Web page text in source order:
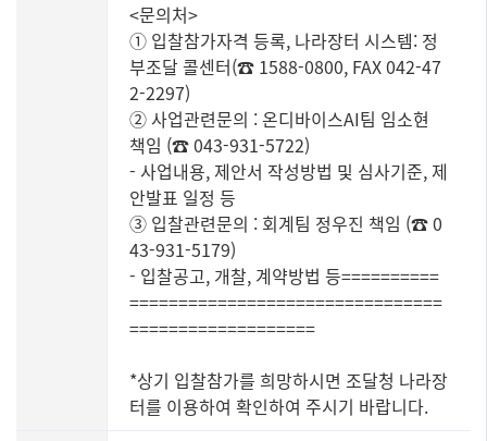
<문의처>
① 입찰참가자격 등록, 나라장터 시스템: 정
부조달 콜센터(☎ 1588-0800, FAX 042-47
2-2297)
② 사업관련문의 : 온디바이스AI팀 임소현
책임 (☎ 043-931-5722)
- 사업내용, 제안서 작성방법 및 심사기준, 제
안발표 일정 등
③ 입찰관련문의 : 회계팀 정우진 책임 (☎ 0
43-931-5179)
- 입찰공고, 개찰, 계약방법 등==========
================================
===================
*상기 입찰참가를 희망하시면 조달청 나라장
터를 이용하여 확인하여 주시기 바랍니다.